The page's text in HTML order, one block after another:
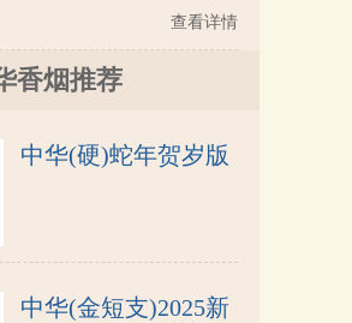
查看详情
香烟推荐
中华(硬)蛇年贺岁版
中华(金短支)2025新